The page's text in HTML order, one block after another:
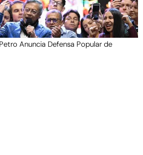
Anuncia Defensa Popular de